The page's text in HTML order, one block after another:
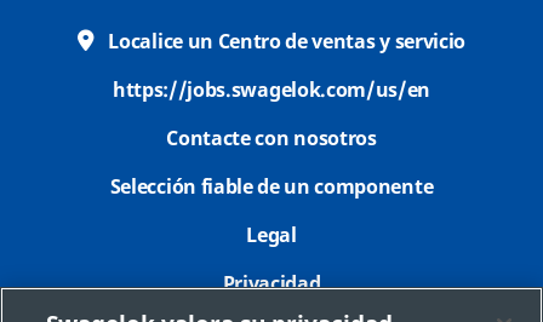
Localice un Centro de ventas y servicio
https://jobs.swagelok.com/us/en
Contacte con nosotros
Selección fiable de un componente
Legal
Privacidad